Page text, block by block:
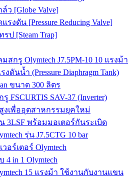
ว [Globe Valve]
รงดัน [Pressure Reducing Valve]
ป [Steam Trap]
สกรู Olymtech J7.5PM-10 10 แรงม้า
ดันน้ำ (Pressure Diaphragm Tank)
ขนาด 300 ลิตร
FSCURTIS SAV-37 (Inverter)
งเพื่ออุตสาหกรรมยุคใหม่
3LSF พร้อมมอเตอร์กันระเบิด
รุ่น J7.5CTG 10 bar
อร์เตอร์ Olymtech
in 1 Olymtech
15 แรงม้า ใช้งานกับงานแขน